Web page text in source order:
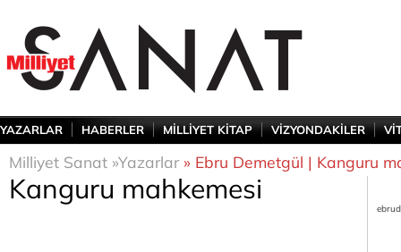
YAZARLAR HABERLER MİLLİYET KİTAP VİZYONDAKİLER
Milliyet Sanat »Yazarlar» Ebru Demetgül | Kanguru
Kanguru mahkemesi